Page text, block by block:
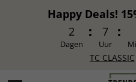
Happy Deals!
2
Dagen
7
Uur
TC CLASSIC